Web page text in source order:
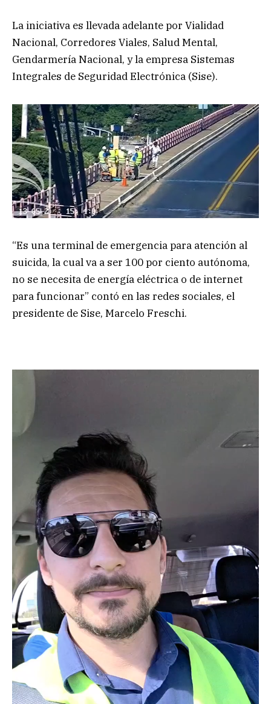
La iniciativa es llevada adelante por Vialidad
Nacional, Corredores Viales, Salud Mental,
Gendarmería Nacional, y la empresa Sistemas
Integrales de Seguridad Electrónica (Sise).
“Es una terminal de emergencia para atención al
suicida, la cual va a ser 100 por ciento autónoma,
no se necesita de energía eléctrica o de internet
para funcionar” contó en las redes sociales, el
presidente de Sise, Marcelo Freschi.